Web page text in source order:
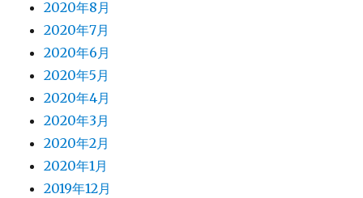
2020年8月
2020年7月
2020年6月
2020年5月
2020年4月
2020年3月
2020年2月
2020年1月
2019年12月